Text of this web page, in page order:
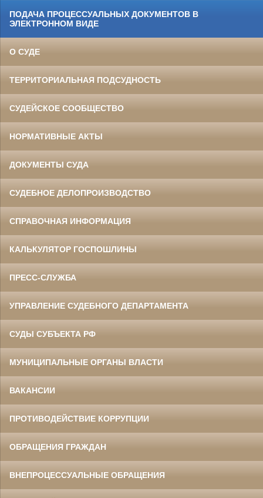
ПОДАЧА ПРОЦЕССУАЛЬНЫХ ДОКУМЕНТОВ В
ЭЛЕКТРОННОМ ВИДЕ
О СУДЕ
ТЕРРИТОРИАЛЬНАЯ ПОДСУДНОСТЬ
СУДЕЙСКОЕ СООБЩЕСТВО
НОРМАТИВНЫЕ АКТЫ
ДОКУМЕНТЫ СУДА
СУДЕБНОЕ ДЕЛОПРОИЗВОДСТВО
СПРАВОЧНАЯ ИНФОРМАЦИЯ
КАЛЬКУЛЯТОР ГОСПОШЛИНЫ
ПРЕСС-СЛУЖБА
УПРАВЛЕНИЕ СУДЕБНОГО ДЕПАРТАМЕНТА
СУДЫ СУБЪЕКТА РФ
МУНИЦИПАЛЬНЫЕ ОРГАНЫ ВЛАСТИ
ВАКАНСИИ
ПРОТИВОДЕЙСТВИЕ КОРРУПЦИИ
ОБРАЩЕНИЯ ГРАЖДАН
ВНЕПРОЦЕССУАЛЬНЫЕ ОБРАЩЕНИЯ